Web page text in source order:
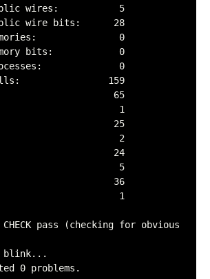
pass (checking for obvious
blink...
0 problems.